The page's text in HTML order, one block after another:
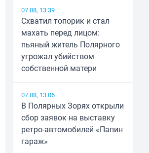
07.08, 13:39
Схватил топорик и стал
махать перед лицом:
пьяный житель Полярного
угрожал убийством
собственной матери
07.08, 13:06
В Полярных Зорях открыли
сбор заявок на выставку
ретро-автомобилей «Папин
гараж»